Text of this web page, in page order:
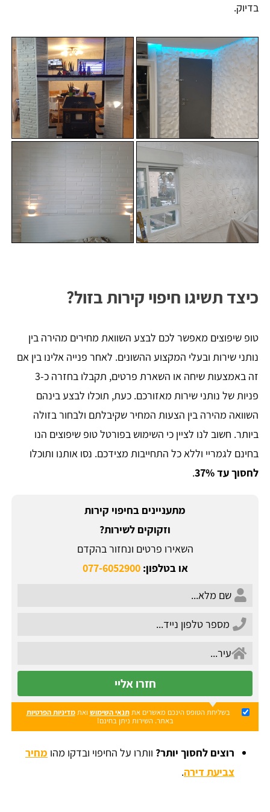
בדיוק.
כיצד תשיגו חיפוי קירות בזול?
טופ שיפוצים מאפשר לכם לבצע השוואת מחירים מהירה בין
נותני שירות ובעלי המקצוע ההשונים. לאחר פנייה אלינו בין אם
זה באמצעות שיחה או השארת פרטים, תקבלו בחזרה כ-3
פניות של נותני שירות מאזורכם. כעת, תוכלו לבצע בינהם
השוואה מהירה בין הצעות המחיר שקיבלתם ולבחור בזולה
ביותר. חשוב לנו לציין כי השימוש בפורטל טופ שיפוצים הנו
בחינם לגמריי וללא כל התחייבות מצידכם. נסו אותנו ותוכלו
לחסוך עד 37%
.
מתעניינים בחיפוי קירות
וזקוקים לשירות?
השאירו פרטים ונחזור בהקדם
או בטלפון:077-6052900
חזרו אליי
בשליחת הטופס הינכם מאשרים אתתנאי השימוש ואתמדיניות הפרטיות
באתר. השירות ניתן בחינם!
רוצים לחסוך יותר? וותרו על החיפוי ובדקו מהו מחיר
צביעת דירה.